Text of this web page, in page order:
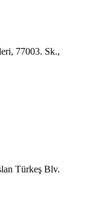
77003. Sk.,
Türkeş Blv.